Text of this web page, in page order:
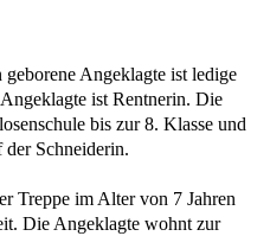
Angeklagte ist ledige
ist Rentnerin. Die
bis zur 8. Klasse und
Schneiderin.
Treppe im Alter von 7 Jahren
Die Angeklagte wohnt zur